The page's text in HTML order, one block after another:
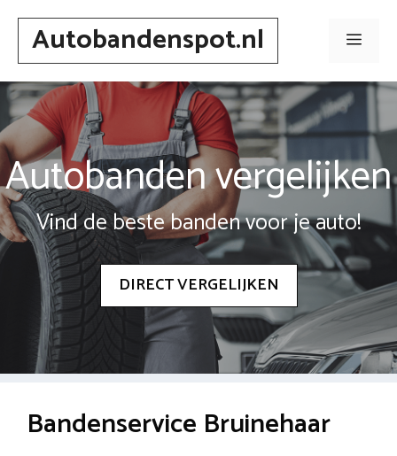
Spring
inhoudAutobandenspot.nl Menu
Autobanden vergelijken
Vind de beste banden voor je auto!
DIRECT VERGELIJKEN
Bandenservice Bruinehaar